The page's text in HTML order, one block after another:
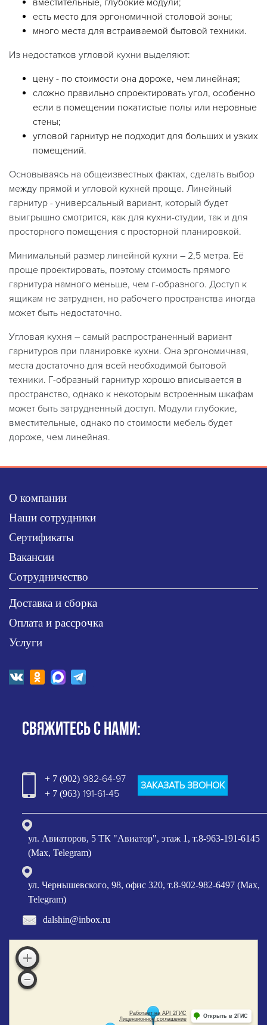
вместительные, глубокие модули;
есть место для эргономичной столовой зоны;
много места для встраиваемой бытовой техники.
Из недостатков угловой кухни выделяют:
цену - по стоимости она дороже, чем линейная;
сложно правильно спроектировать угол, особенно
если в помещении покатистые полы или неровные
стены;
угловой гарнитур не подходит для больших и узких
помещений.
Основываясь на общеизвестных фактах, сделать выбор
между прямой и угловой кухней проще. Линейный
гарнитур - универсальный вариант, который будет
выигрышно смотрится, как для кухни-студии, так и для
просторного помещения с просторной планировкой.
Минимальный размер линейной кухни – 2,5 метра. Её
проще проектировать, поэтому стоимость прямого
гарнитура намного меньше, чем г-образного. Доступ к
ящикам не затруднен, но рабочего пространства иногда
может быть недостаточно.
Угловая кухня – самый распространенный вариант
гарнитуров при планировке кухни. Она эргономичная,
места достаточно для всей необходимой бытовой
техники. Г-образный гарнитур хорошо вписывается в
пространство, однако к некоторым встроенным шкафам
может быть затрудненный доступ. Модули глубокие,
вместительные, однако по стоимости мебель будет
дороже, чем линейная.
О компании
Наши сотрудники
Сертификаты
Вакансии
Сотрудничество
Доставка и сборка
Оплата и рассрочка
Услуги
СВЯЖИТЕСЬ С НАМИ:
+ 7 (902) 982-64-97
+ 7 (963) 191-61-45
ЗАКАЗАТЬ ЗВОНОК
ул. Авиаторов, 5 ТК "Авиатор", этаж 1, т.8-963-191-6145
(Max, Telegram)
ул. Чернышевского, 98, офис 320, т.8-902-982-6497 (Max,
Telegram)
dalshin@inbox.ru